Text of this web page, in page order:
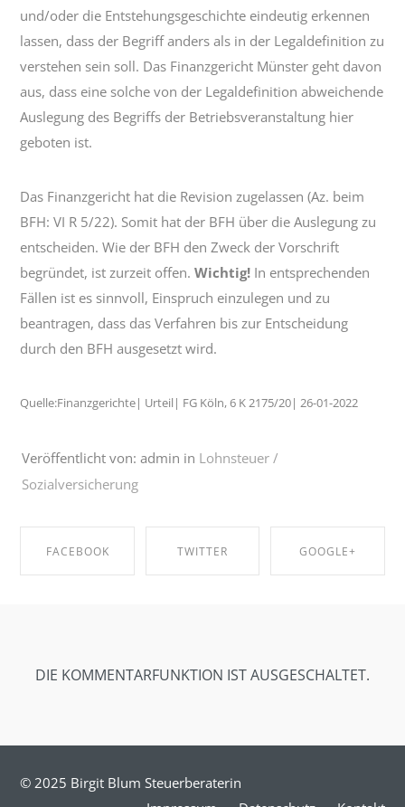
und/oder die Entstehungsgeschichte eindeutig erkennen
lassen, dass der Begriff anders als in der Legaldefinition zu
verstehen sein soll. Das Finanzgericht Münster geht davon
aus, dass eine solche von der Legaldefinition abweichende
Auslegung des Begriffs der Betriebsveranstaltung hier
geboten ist.
Das Finanzgericht hat die Revision zugelassen (Az. beim
BFH: VI R 5/22). Somit hat der BFH über die Auslegung zu
entscheiden. Wie der BFH den Zweck der Vorschrift
begründet, ist zurzeit offen.Wichtig! In entsprechenden
Fällen ist es sinnvoll, Einspruch einzulegen und zu
beantragen, dass das Verfahren bis zur Entscheidung
durch den BFH ausgesetzt wird.
Quelle:Finanzgerichte| Urteil| FG Köln, 6 K 2175/20| 26-01-2022
Veröffentlicht von: admin in Lohnsteuer /
Sozialversicherung
FACEBOOK TWITTER GOOGLE+
DIE KOMMENTARFUNKTION IST AUSGESCHALTET.
© 2025 Birgit Blum Steuerberaterin